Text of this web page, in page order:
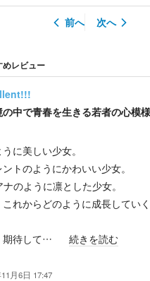
前へ 次へ
めレビュー
中で青春を生きる若者の心模
に美しい少女。
トのようにかわいい少女。
のように凛とした少女。
れからどのように成長してい
期待して…
続きを読む
月6日 17:47